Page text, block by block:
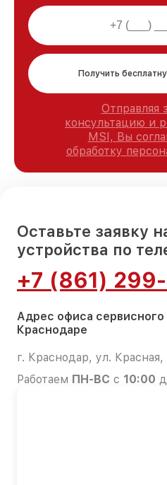
Получить
Отправляя
консультацию и
MSI, Вы
обработку
Оставьте заявку
устройства по
+7 (861)
Адрес офиса сервисного
Краснодаре
г. Краснодар, ул. Красная,
Работаем ПН-ВС с 10:00